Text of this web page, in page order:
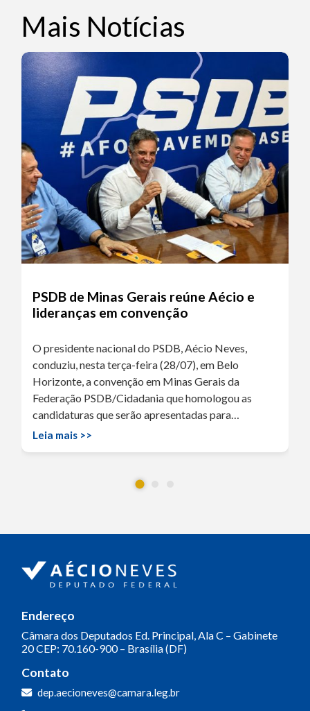
Mais Notícias
PSDB de Minas Gerais reúne Aécio e
lideranças em convenção
O presidente nacional do PSDB, Aécio Neves,
conduziu, nesta terça-feira (28/07), em Belo
Horizonte, a convenção em Minas Gerais da
Federação PSDB/Cidadania que homologou as
candidaturas que serão apresentadas para…
Leia mais >>
Endereço
Câmara dos Deputados Ed. Principal, Ala C – Gabinete
20CEP: 70.160-900 – Brasília (DF)
Contato
dep.aecioneves@camara.leg.br